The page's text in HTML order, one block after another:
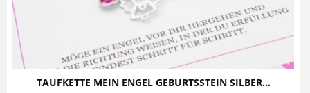
TAUFKETTE MEIN ENGEL GEBURTSSTEIN SILBER...